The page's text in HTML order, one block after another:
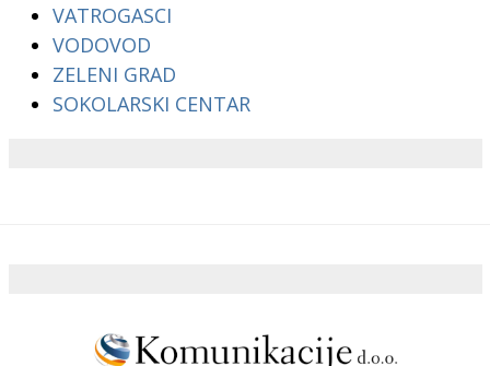
VATROGASCI
VODOVOD
ZELENI GRAD
SOKOLARSKI CENTAR